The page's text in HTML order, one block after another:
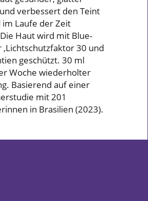
verbessert den Teint
Laufe der Zeit
Haut wird mit Blue-
,Lichtschutzfaktor 30 und
geschützt. 30 ml
Woche wiederholter
Basierend auf einer
mit 201
in Brasilien (2023).